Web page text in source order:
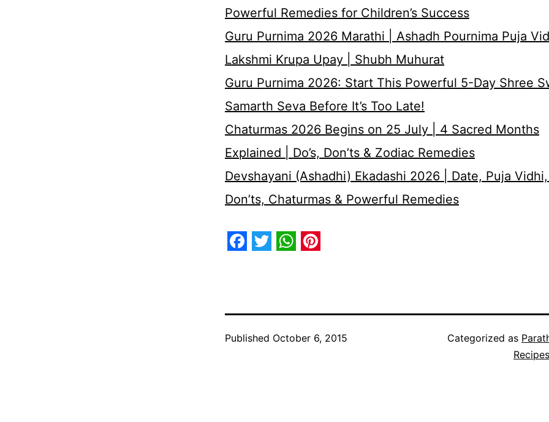
Powerful Remedies for Children’s Success
Guru Purnima 2026 Marathi | Ashadh Pournima Puja
Lakshmi Krupa Upay | Shubh Muhurat
Guru Purnima 2026: Start This Powerful 5-Day Shree
Samarth Seva Before It’s Too Late!
Chaturmas 2026 Begins on 25 July | 4 Sacred Months
Explained | Do’s, Don’ts & Zodiac Remedies
Devshayani (Ashadhi) Ekadashi 2026 | Date, Puja Vidhi,
Don’ts, Chaturmas & Powerful Remedies
Published October 6, 2015 Categorized as